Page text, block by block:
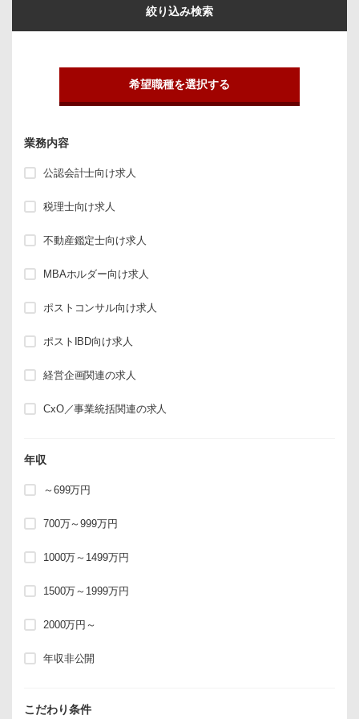
絞り込み検索
希望職種を選択する
業務内容
公認会計士向け求人
税理士向け求人
不動産鑑定士向け求人
MBAホルダー向け求人
ポストコンサル向け求人
ポストIBD向け求人
経営企画関連の求人
CxO／事業統括関連の求人
年収
～699万円
700万～999万円
1000万～1499万円
1500万～1999万円
2000万円～
年収非公開
こだわり条件